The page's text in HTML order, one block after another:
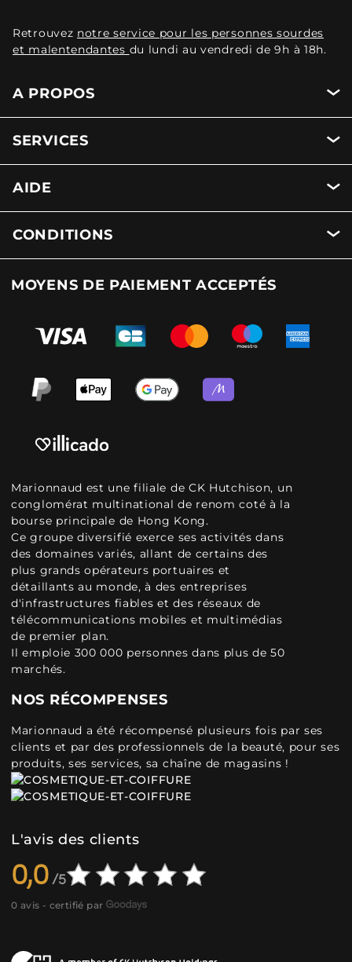
Retrouvez notre service pour les personnes sourdes
et malentendantes du lundi au vendredi de 9h à 18h.
A PROPOS
SERVICES
AIDE
CONDITIONS
MOYENS DE PAIEMENT ACCEPTÉS
Marionnaud est une filiale de CK Hutchison, un
conglomérat multinational de renom coté à la
bourse principale de Hong Kong.
Ce groupe diversifié exerce ses activités dans
des domaines variés, allant de certains des
plus grands opérateurs portuaires et
détaillants au monde, à des entreprises
d'infrastructures fiables et des réseaux de
télécommunications mobiles et multimédias
de premier plan.
Il emploie 300 000 personnes dans plus de 50
marchés.
NOS RÉCOMPENSES
Marionnaud a été récompensé plusieurs fois par ses
clients et par des professionnels de la beauté, pour ses
produits, ses services, sa chaîne de magasins !
L'avis des clients
0,0
0 avis - certifié par